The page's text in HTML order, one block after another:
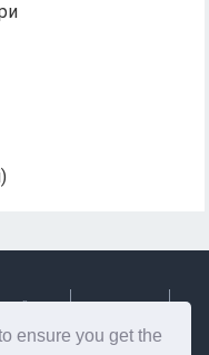
ensure you get the